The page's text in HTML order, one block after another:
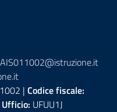
| Codice fiscale:
Ufficio: UFUU1J